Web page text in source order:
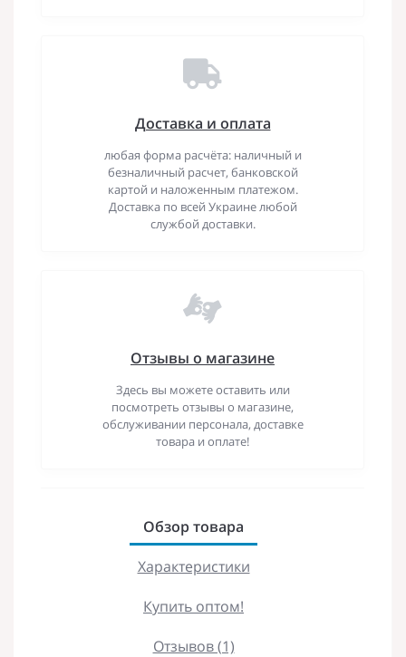
Доставка и оплата
любая форма расчёта: наличный и
безналичный расчет, банковской
картой и наложенным платежом.
Доставка по всей Украине любой
службой доставки.
Отзывы о магазине
Здесь вы можете оставить или
посмотреть отзывы о магазине,
обслуживании персонала, доставке
товара и оплате!
Обзор товара
Характеристики
Купить оптом!
Отзывов (1)